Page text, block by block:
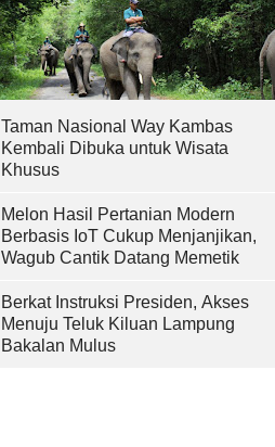
Taman Nasional Way Kambas
Kembali Dibuka untuk Wisata
Khusus
Melon Hasil Pertanian Modern
Berbasis IoT Cukup Menjanjikan,
Wagub Cantik Datang Memetik
Berkat Instruksi Presiden, Akses
Menuju Teluk Kiluan Lampung
Bakalan Mulus